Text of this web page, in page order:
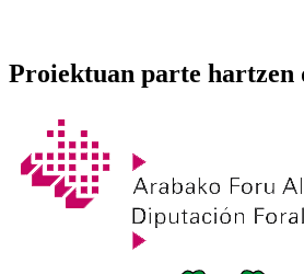
Proiektuan parte hartzen